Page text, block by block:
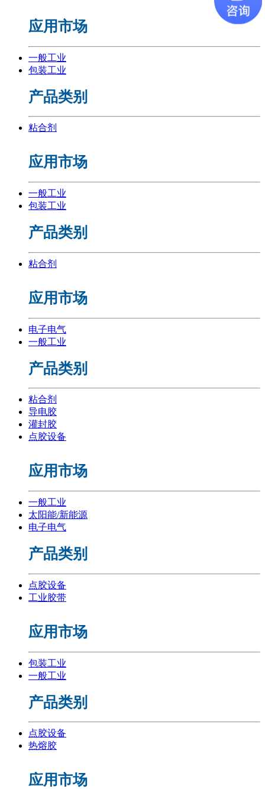
应用市场
一般工业
包装工业
产品类别
粘合剂
应用市场
一般工业
包装工业
产品类别
粘合剂
应用市场
电子电气
一般工业
产品类别
粘合剂
导电胶
灌封胶
点胶设备
应用市场
一般工业
太阳能/新能源
电子电气
产品类别
点胶设备
工业胶带
应用市场
包装工业
一般工业
产品类别
点胶设备
热熔胶
应用市场